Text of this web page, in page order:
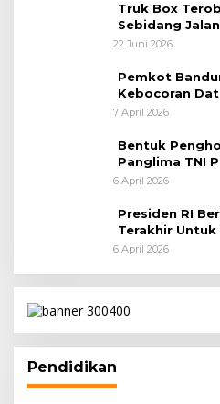
Truk Box
Sebidang
Jalan Stasiun
22 Juni 2026
Pemkot
Kebocoran
Server
7 April 2026
Bentuk
Panglima TNI
Pemakaman
6 April 2026
Presiden RI
Terakhir
6 April 2026
Pendidikan